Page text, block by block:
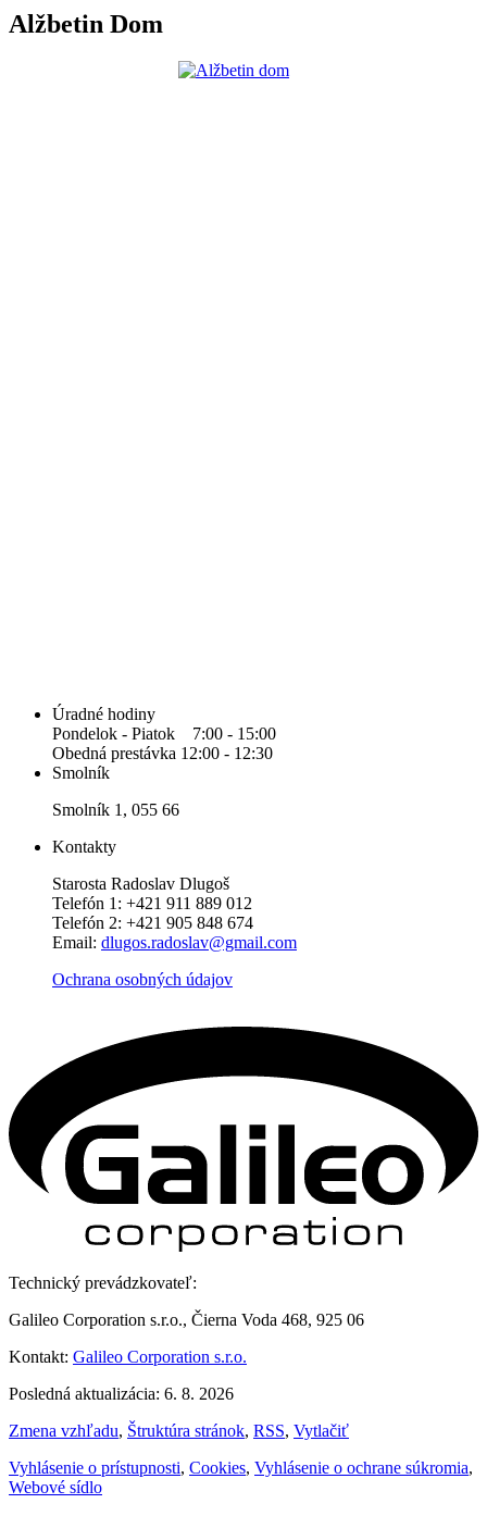
Alžbetin Dom
Úradné hodiny
Pondelok - Piatok 7:00 - 15:00
Obedná prestávka 12:00 - 12:30
Smolník
Smolník 1, 055 66
Kontakty
Starosta Radoslav Dlugoš
Telefón 1: +421 911 889 012
Telefón 2: +421 905 848 674
Email: dlugos.radoslav@gmail.com
Ochrana osobných údajov
Technický prevádzkovateľ:
Galileo Corporation s.r.o., Čierna Voda 468, 925 06
Kontakt: Galileo Corporation s.r.o.
Posledná aktualizácia: 6. 8. 2026
Zmena vzhľadu, Štruktúra stránok, RSS, Vytlačiť
Vyhlásenie o prístupnosti, Cookies, Vyhlásenie o ochrane súkromia,
Webové sídlo